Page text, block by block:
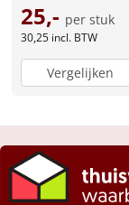
25,- per stuk
30,25 incl. BTW
Vergelijken